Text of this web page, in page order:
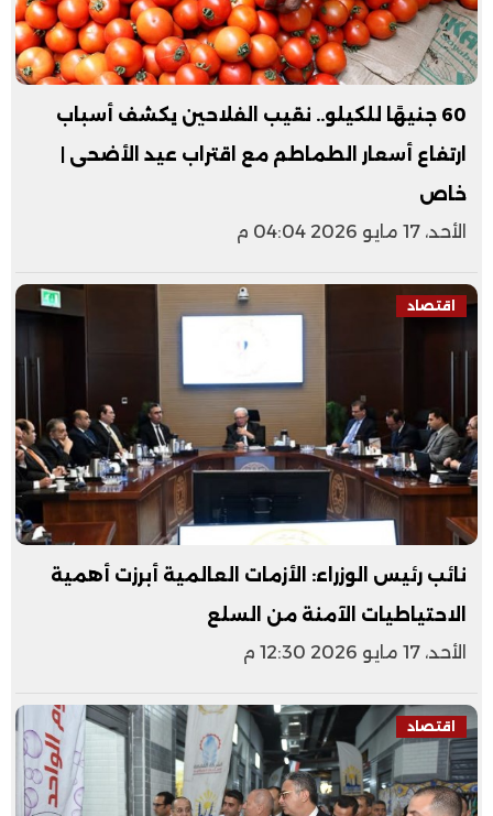
60 جنيهًا للكيلو.. نقيب الفلاحين يكشف أسباب
ارتفاع أسعار الطماطم مع اقتراب عيد الأضحى |
خاص
الأحد، 17 مايو 2026 04:04 م
اقتصاد
نائب رئيس الوزراء: الأزمات العالمية أبرزت أهمية
الاحتياطيات الآمنة من السلع
الأحد، 17 مايو 2026 12:30 م
اقتصاد